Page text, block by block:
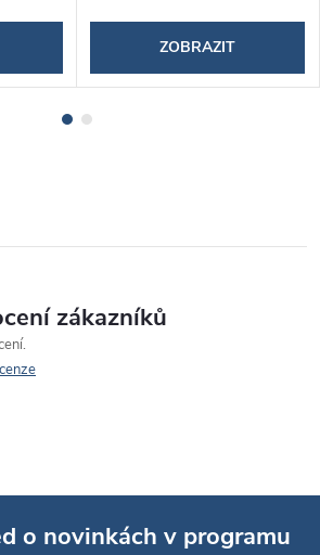
ZOBRAZIT
zákazníků
o novinkách v programu